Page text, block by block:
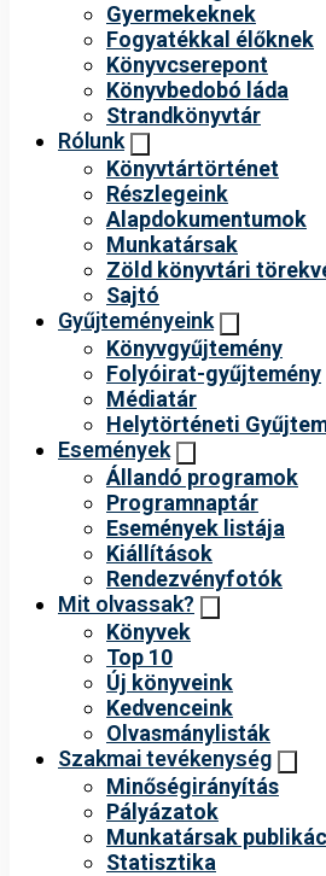
Gyermekeknek
Fogyatékkal élőknek
Könyvcserepont
Könyvbedobó láda
Strandkönyvtár
Rólunk
Könyvtártörténet
Részlegeink
Alapdokumentumok
Munkatársak
Zöld könyvtári
Sajtó
Gyűjteményeink
Könyvgyűjtemény
Folyóirat-gyűjtemény
Médiatár
Helytörténeti
Események
Állandó programok
Programnaptár
Események listája
Kiállítások
Rendezvényfotók
Mit olvassak?
Könyvek
Top 10
Új könyveink
Kedvenceink
Olvasmánylisták
Szakmai tevékenység
Minőségirányítás
Pályázatok
Munkatársak
Statisztika